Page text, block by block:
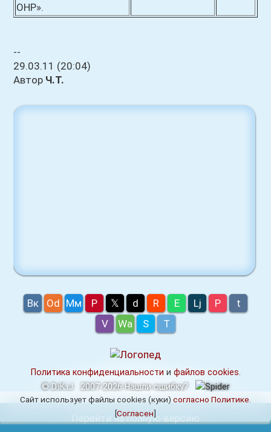
ОНР».
--
29.03.11 (20:04)
Автор Ч.Т.
Вк Оd Мм P 𝕏 d R E Lj P
t
V
Wa S T
Политика конфиденциальности и файлов cookies
Сайт использует файлы cookies (куки) согласно Политике
[Согласен]
© D.iK.iJ 2007-2026 Нашли ошибку?
Перейти на полную версию